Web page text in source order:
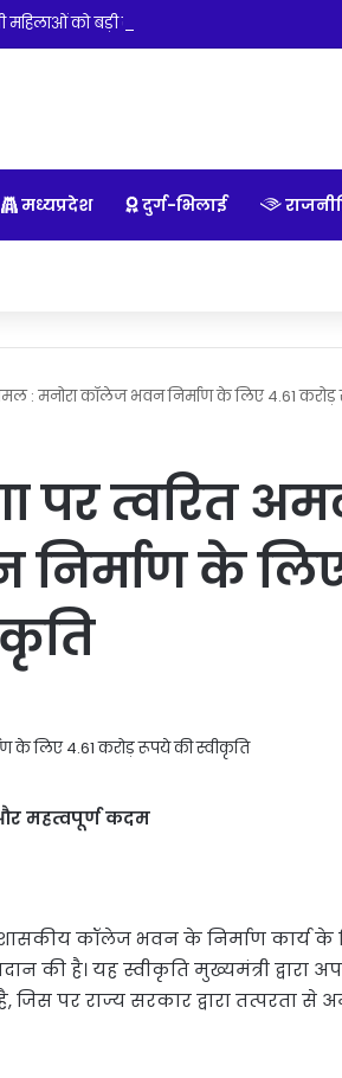
महिलाओं को बड़ी राहत, सरकारी अस्पताल में सुविधा
मध्यप्रदेश दुर्ग-भिलाई
: मनोरा कॉलेज भवन निर्माण के लिए 4.61
पर त्वरित
के
महत्वपूर्ण कदम
कॉलेज भवन के निर्माण कार्य के
की है। यह स्वीकृति मुख्यमंत्री द्वारा
पर राज्य सरकार द्वारा तत्परता से